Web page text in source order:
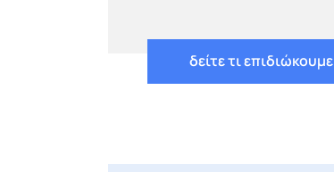
δείτε τι επιδιώκουμε